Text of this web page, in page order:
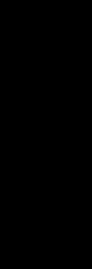
auf Ihre